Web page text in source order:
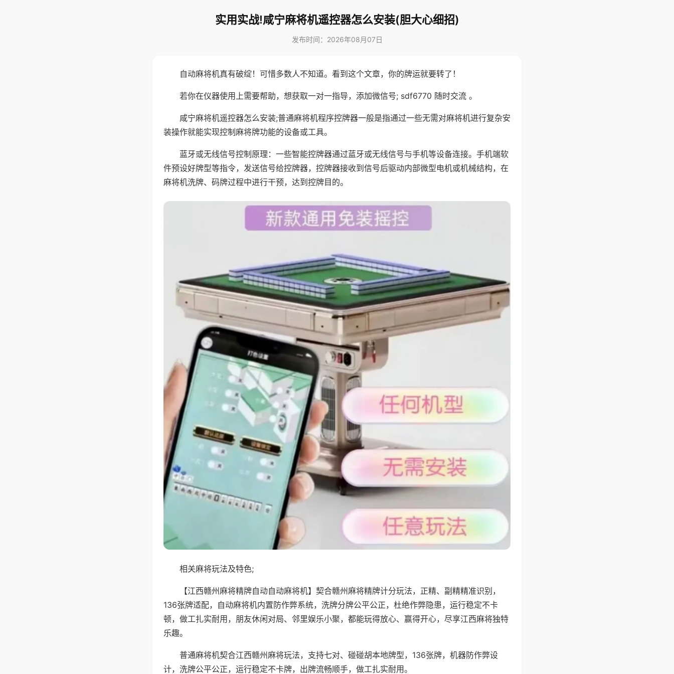
实用实战!咸宁麻将机遥控器怎么安装(胆大心细招)
发布时间：2026年08月07日
自动麻将机真有破绽！可惜多数人不知道。看到这个文章，你的牌运就要转了！
若你在仪器使用上需要帮助，想获取一对一指导，添加微信号; sdf6770 随时交流 。
咸宁麻将机遥控器怎么安装;普通麻将机程序控牌器一般是指通过一些无需对麻将机进行复杂安
装操作就能实现控制麻将牌功能的设备或工具。
蓝牙或无线信号控制原理：一些智能控牌器通过蓝牙或无线信号与手机等设备连接。手机端软
件预设好牌型等指令，发送信号给控牌器，控牌器接收到信号后驱动内部微型电机或机械结构，在
麻将机洗牌、码牌过程中进行干预，达到控牌目的。
相关麻将玩法及特色;
【江西赣州麻将精牌自动自动麻将机】契合赣州麻将精牌计分玩法，正精、副精精准识别，
136张牌适配，自动麻将机内置防作弊系统，洗牌分牌公平公正，杜绝作弊隐患，运行稳定不卡
顿，做工扎实耐用，朋友休闲对局、邻里娱乐小聚，都能玩得放心、赢得开心，尽享江西麻将独特
乐趣。
普通麻将机契合江西赣州麻将玩法，支持七对、碰碰胡本地牌型，136张牌，机器防作弊设
计，洗牌公平公正，运行稳定不卡牌，出牌流畅顺手，做工扎实耐用。